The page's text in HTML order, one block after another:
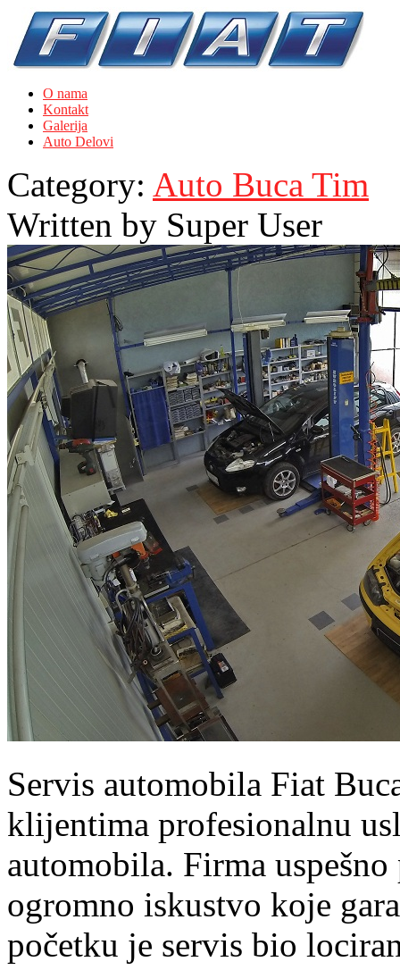
O nama
Kontakt
Galerija
Auto Delovi
Category: Auto Buca Tim
Written by Super User
Servis automobila Fiat
klijentima profesionalnu
automobila. Firma
ogromno iskustvo koje
početku je servis bio